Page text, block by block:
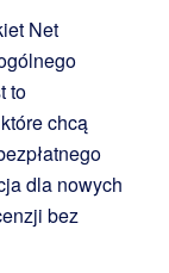
Net
to
chcą
dla nowych
bez